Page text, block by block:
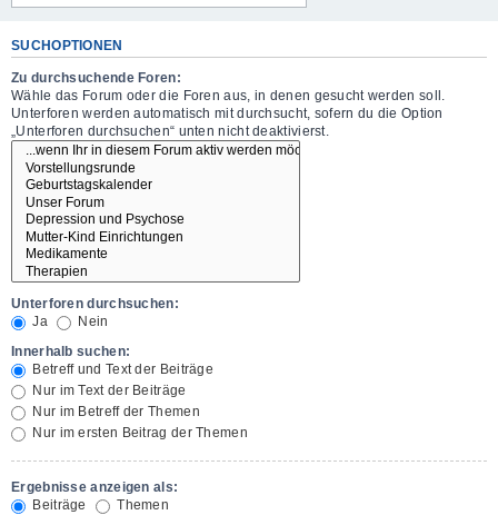
SUCHOPTIONEN
Zu durchsuchende Foren:
Wähle das Forum oder die Foren aus, in denen gesucht werden soll.
Unterforen werden automatisch mit durchsucht, sofern du die Option
„Unterforen durchsuchen“ unten nicht deaktivierst.
Unterforen durchsuchen:
Ja
Nein
Innerhalb suchen:
Betreff und Text der Beiträge
Nur im Text der Beiträge
Nur im Betreff der Themen
Nur im ersten Beitrag der Themen
Ergebnisse anzeigen als:
Beiträge
Themen